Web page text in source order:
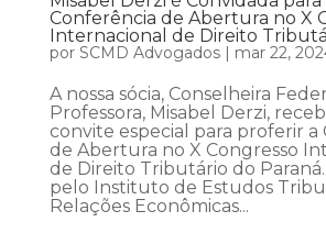
Conferência de Abertura no X
Internacional de Direito
por SCMD Advogados| mar 22,
A nossa sócia, Conselheira
Professora, Misabel Derzi,
convite especial para proferir a
de Abertura no X Congresso
de Direito Tributário do
pelo Instituto de Estudos
Relações Econômicas...